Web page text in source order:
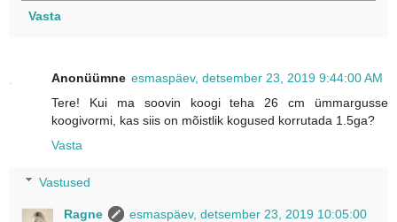
Vasta
Anonüümne esmaspäev, detsember 23, 2019 9:44:00 AM
Tere! Kui ma soovin koogi teha 26 cm ümmargusse
koogivormi, kas siis on mõistlik kogused korrutada 1.5ga?
Vasta
Vastused
Ragne
esmaspäev, detsember 23, 2019 10:05:00